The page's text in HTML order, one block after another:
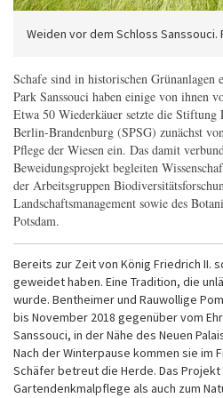
Weiden vor dem Schloss Sanssouci.
Schafe sind in historischen
Park Sanssouci haben einige von ihnen
Etwa 50 Wiederkäuer setzte die Stiftung
Berlin-Brandenburg (SPSG) zunächst
Pflege der Wiesen ein. Das damit
Beweidungsprojekt begleiten
der Arbeitsgruppen
Landschaftsmanagement sowie des
Potsdam.
Bereits zur Zeit von König Friedrich II.
geweidet haben. Eine Tradition, die
wurde. Bentheimer und Rauwollige
bis November 2018 gegenüber vom
Sanssouci, in der Nähe des Neuen
Nach der Winterpause kommen sie im
Schäfer betreut die Herde. Das
Gartendenkmalpflege als auch zum